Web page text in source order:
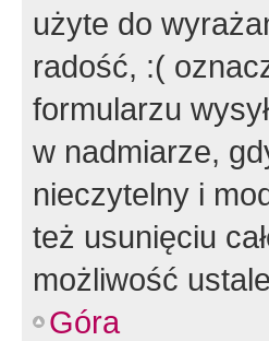
użyte do
radość, :(
formularzu
w nadmiarze,
nieczytelny i
też usunięciu
możliwość
Góra